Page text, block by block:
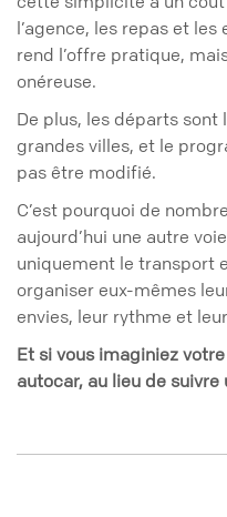
l’agence, les repas et
rend l’offre pratique,
onéreuse.
De plus, les départs
grandes villes, et le
pas être modifié.
C’est pourquoi de
aujourd’hui une autre
uniquement le transport
organiser eux-mêmes
envies, leur rythme et
Et si vous imaginiez
autocar, au lieu de